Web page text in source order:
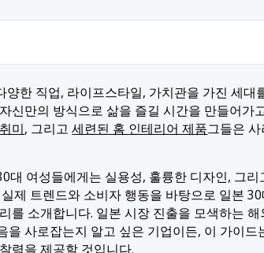
서리
과류
품
양한 직업, 라이프스타일, 가치관을 가진 세대
신만의 방식으로 삶을 즐길 시간을 만들어가
취미, 그리고세련된 홈 인테리어 제품그들은
대 여성들에게는 실용성, 훌륭한 디자인, 그
제 트렌드와 소비자 행동을 바탕으로 일본
를 소개합니다. 일본 시장 진출을 모색하는
을 사로잡는지 알고 싶은 기업이든, 이 가이
력을 제공할 것입니다.